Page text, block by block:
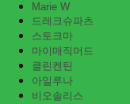
Marie W
드레크슈파츠
스토크마
마이매직머드
클린켄틴
아일루나
비오솔리스